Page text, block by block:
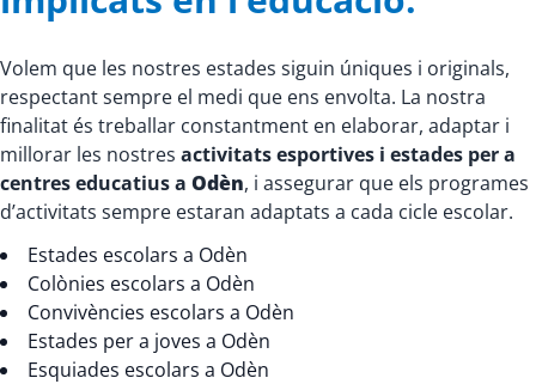
Volem que les nostres estades siguin úniques i originals,
respectant sempre el medi que ens envolta. La nostra
finalitat és treballar constantment en elaborar, adaptar i
millorar les nostres activitats esportives i estades per a
centres educatius a Odèn, i assegurar que els programes
d’activitats sempre estaran adaptats a cada cicle escolar.
Estades escolars a Odèn
Colònies escolars a Odèn
Convivències escolars a Odèn
Estades per a joves a Odèn
Esquiades escolars a Odèn